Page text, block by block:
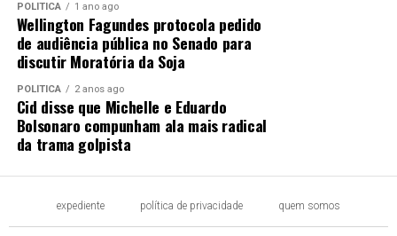
POLÍTICA 1 ano ago
Wellington Fagundes protocola pedido
de audiência pública no Senado para
discutir Moratória da Soja
POLÍTICA 2 anos ago
Cid disse que Michelle e Eduardo
Bolsonaro compunham ala mais radical
da trama golpista
expediente política de privacidade quem somos